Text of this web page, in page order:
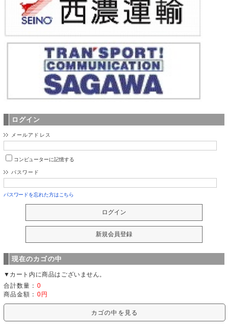
ログイン
メールアドレス
コンピューターに記憶する
パスワード
パスワードを忘れた方はこちら
現在のカゴの中
▼カート内に商品はございません。
合計数量： 0
商品金額： 0円
カゴの中を見る